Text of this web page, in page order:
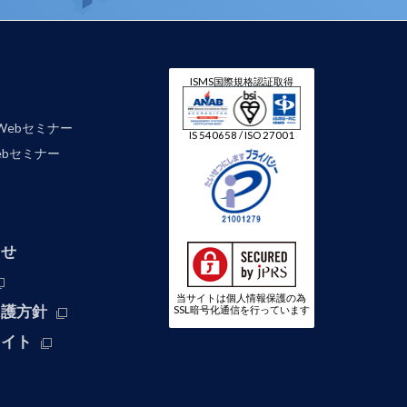
セミナー
セミナー
方針
ト
ISMS国際規格認証取得
IS 540658 / ISO 27001
当サイトは個人情報保護の為
SSL暗号化通信を行っています